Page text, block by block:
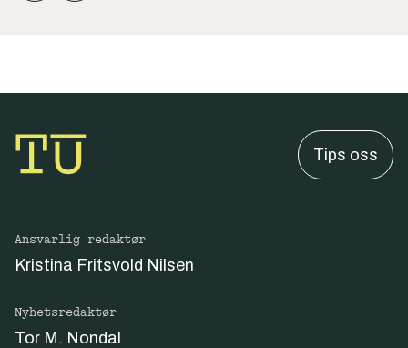
Tips oss
Ansvarlig redaktør
Kristina Fritsvold Nilsen
Nyhetsredaktør
Tor M. Nondal